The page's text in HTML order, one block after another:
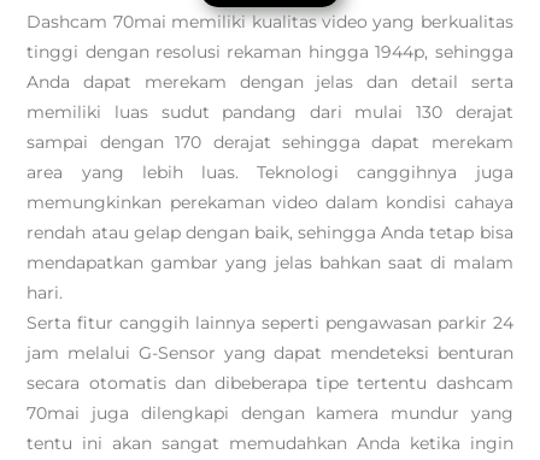
Dashcam 70mai memiliki kualitas video yang berkualitas
tinggi dengan resolusi rekaman hingga 1944p, sehingga
Anda dapat merekam dengan jelas dan detail serta
memiliki luas sudut pandang dari mulai 130 derajat
sampai dengan 170 derajat sehingga dapat merekam
area yang lebih luas. Teknologi canggihnya juga
memungkinkan perekaman video dalam kondisi cahaya
rendah atau gelap dengan baik, sehingga Anda tetap bisa
mendapatkan gambar yang jelas bahkan saat di malam
hari.
Serta fitur canggih lainnya seperti pengawasan parkir 24
jam melalui G-Sensor yang dapat mendeteksi benturan
secara otomatis dan dibeberapa tipe tertentu dashcam
70mai juga dilengkapi dengan kamera mundur yang
tentu ini akan sangat memudahkan Anda ketika ingin